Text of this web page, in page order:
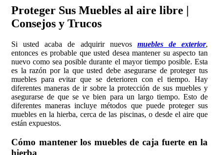
Proteger Sus Muebles al aire libre |
Consejos y Trucos
Si usted acaba de adquirir nuevos muebles de exterior,
entonces es probable que usted desea mantener su aspecto tan
nuevo como sea posible durante el mayor tiempo posible. Esta
es la razón por la que usted debe asegurarse de proteger tus
muebles para evitar que se deterioren con el tiempo. Hay
diferentes maneras de ir sobre la protección de sus muebles y
asegurarse de que se ve bien para un largo tiempo. Esto de
diferentes maneras incluye métodos que puede proteger sus
muebles en la hierba, cerca de las piscinas, o desde el aire que
están expuestos.
Cómo mantener los muebles de caja fuerte en la
hierba